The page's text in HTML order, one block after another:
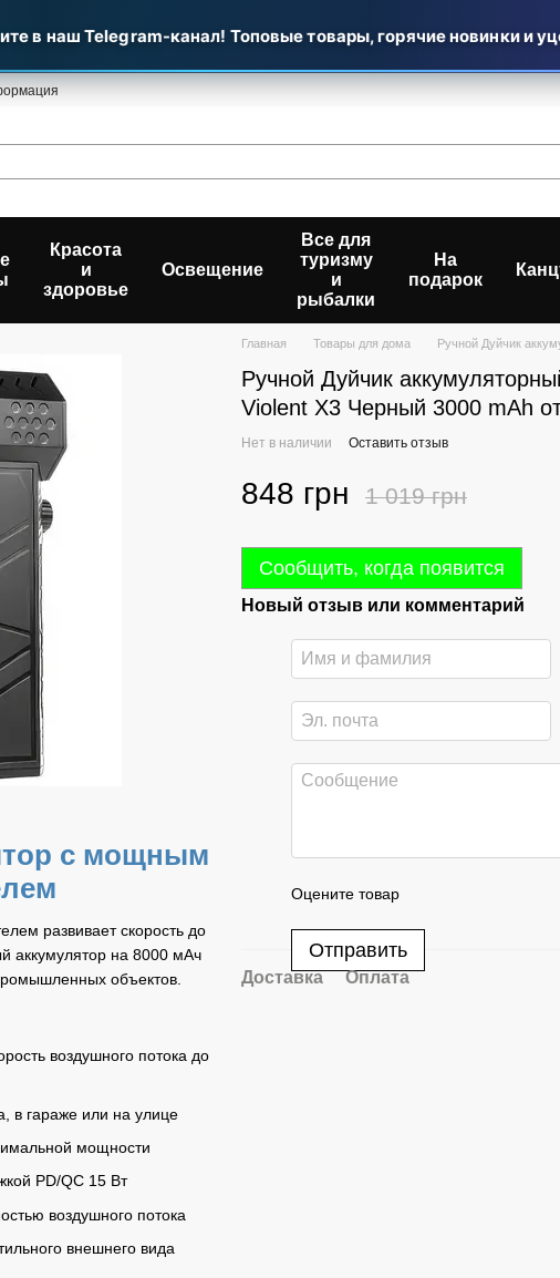
в наш Telegram-канал! Топовые товары, горячие новинки и
Красота
и
здоровье
Освещение
Все для
туризму
и
рыбалки
На
подарок
с мощным
развивает скорость до
аккумулятор на 8000 мАч
объектов.
воздушного потока до
в гараже или на улице
мощности
PD/QC 15 Вт
воздушного потока
внешнего вида
Главная Товары для дома Ручной Дуйчик
Ручной Дуйчик
Violent X3 Черный 3000 mAh
Нет в наличии Оставить отзыв
848 грн 1 019 грн
Сообщить, когда появится
Новый отзыв или комментарий
Оцените товар
Отправить
Доставка Оплата